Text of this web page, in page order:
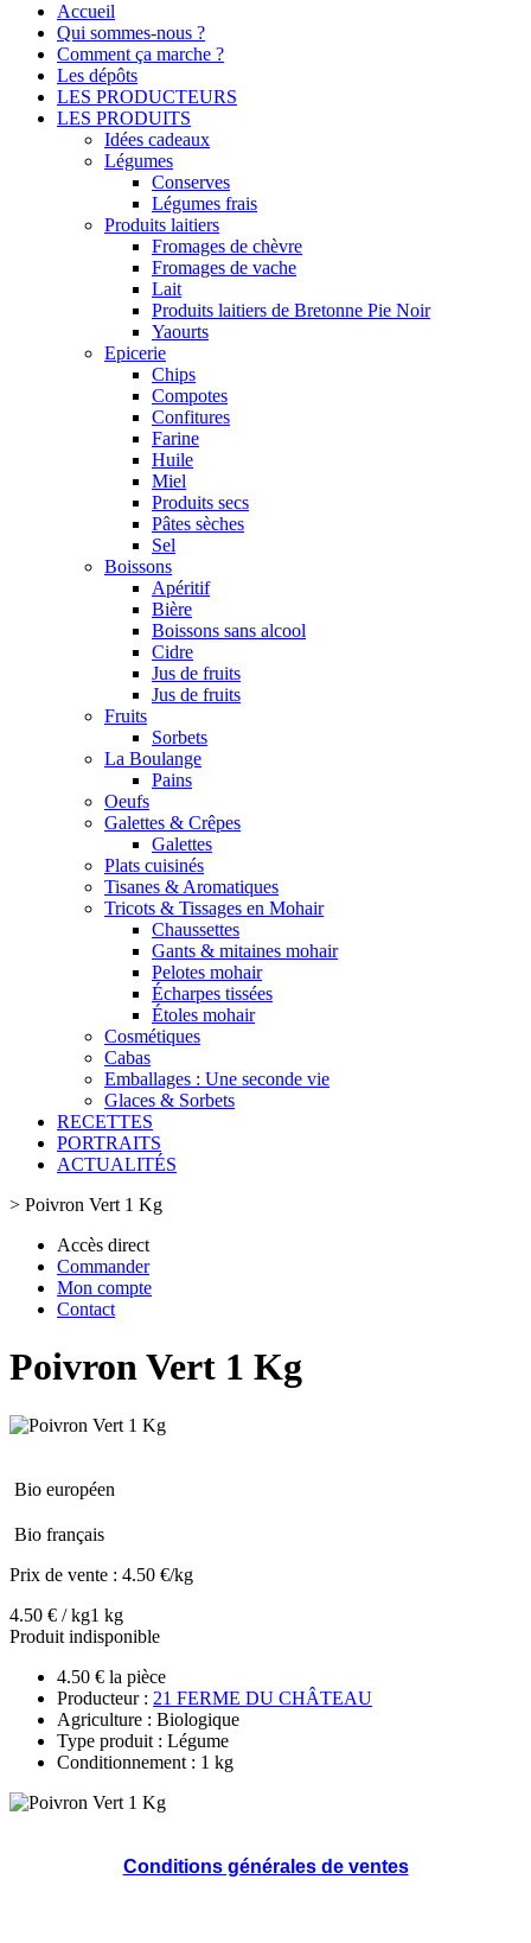
Accueil
Qui sommes-nous ?
Comment ça marche ?
Les dépôts
LES PRODUCTEURS
LES PRODUITS
Idées cadeaux
Légumes
Conserves
Légumes frais
Produits laitiers
Fromages de chèvre
Fromages de vache
Lait
Produits laitiers de Bretonne Pie Noir
Yaourts
Epicerie
Chips
Compotes
Confitures
Farine
Huile
Miel
Produits secs
Pâtes sèches
Sel
Boissons
Apéritif
Bière
Boissons sans alcool
Cidre
Jus de fruits
Jus de fruits
Fruits
Sorbets
La Boulange
Pains
Oeufs
Galettes & Crêpes
Galettes
Plats cuisinés
Tisanes & Aromatiques
Tricots & Tissages en Mohair
Chaussettes
Gants & mitaines mohair
Pelotes mohair
Écharpes tissées
Étoles mohair
Cosmétiques
Cabas
Emballages : Une seconde vie
Glaces & Sorbets
RECETTES
PORTRAITS
ACTUALITÉS
> Poivron Vert 1 Kg
Accès direct
Commander
Mon compte
Contact
Poivron Vert 1 Kg
Bio européen
Bio français
Prix de vente : 4.50 €/kg
4.50 € / kg1 kg
Produit indisponible
4.50 € la pièce
Producteur : 21 FERME DU CHÂTEAU
Agriculture : Biologique
Type produit : Légume
Conditionnement : 1 kg
Conditions générales de ventes